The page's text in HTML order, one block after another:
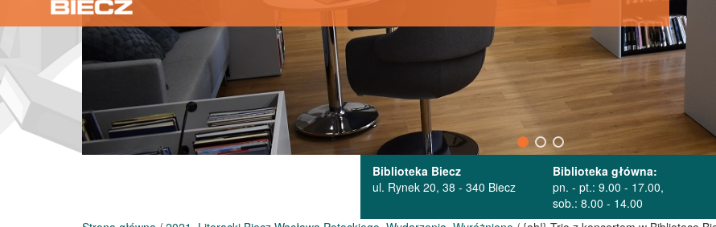
Biblioteka Biecz
ul. Rynek 20, 38 - 340 Biecz
Biblioteka główna:
pn. - pt.: 9.00 - 17.00,
sob.: 8.00 - 14.00